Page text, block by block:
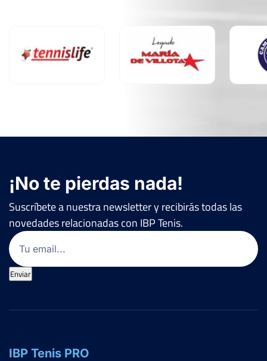
¡No te pierdas nada!
Suscríbete a nuestra newsletter y recibirás todas las
novedades relacionadas con IBP Tenis.
Email
Enviar
IBP Tenis PRO